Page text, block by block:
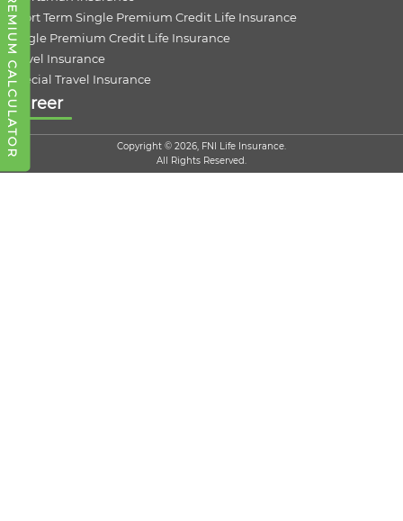
PREMIUM CALCULATOR
Short Term Single Premium Credit Life Insurance
Single Premium Credit Life Insurance
Travel Insurance
Special Travel Insurance
Career
Copyright © 2026, FNI Life Insurance.
All Rights Reserved.